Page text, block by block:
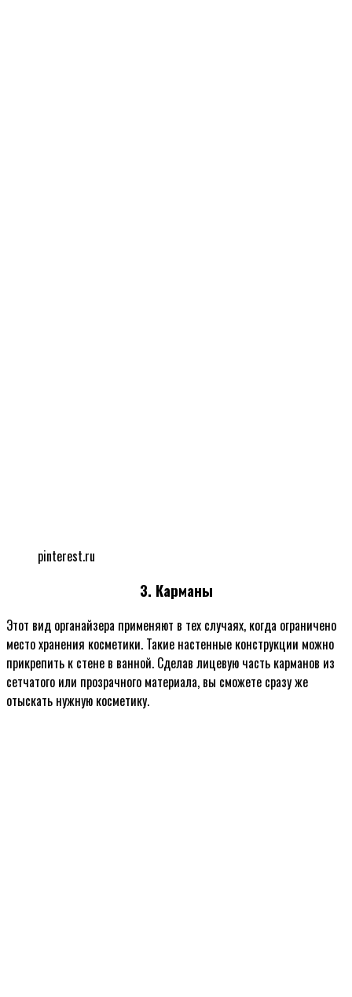
pinterest.ru
3. Карманы
Этот вид органайзера применяют в тех случаях, когда ограничено
место хранения косметики. Такие настенные конструкции можно
прикрепить к стене в ванной. Сделав лицевую часть карманов из
сетчатого или прозрачного материала, вы сможете сразу же
отыскать нужную косметику.